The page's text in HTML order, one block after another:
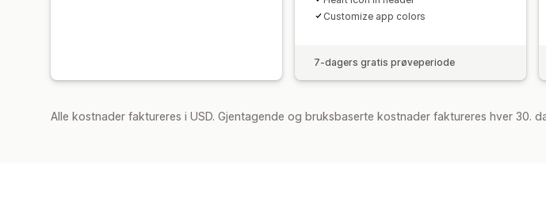
Customize app colors
7-dagers gratis prøveperiode
Alle kostnader faktureres i USD. Gjentagende og bruksbaserte kostnader faktureres hver 30.